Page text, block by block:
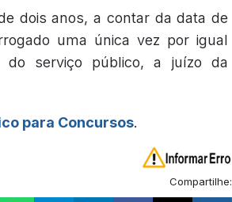
dois anos, a contar da data de
uma única vez por igual
do serviço público, a juízo da
para Concursos.
Compartilhe: